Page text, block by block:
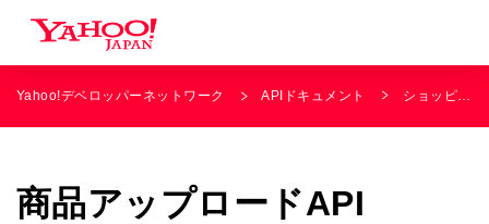
Yahoo!デベロッパーネットワーク APIドキュメント ショッピング
商品アップロードAPI